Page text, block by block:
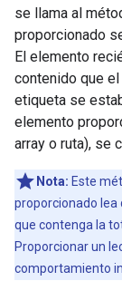
se llama al
proporcionado
El elemento
contenido que
etiqueta se
elemento
array o ruta), se
Nota: Este
proporcionado lea
que contenga la
Proporcionar un
comportamiento